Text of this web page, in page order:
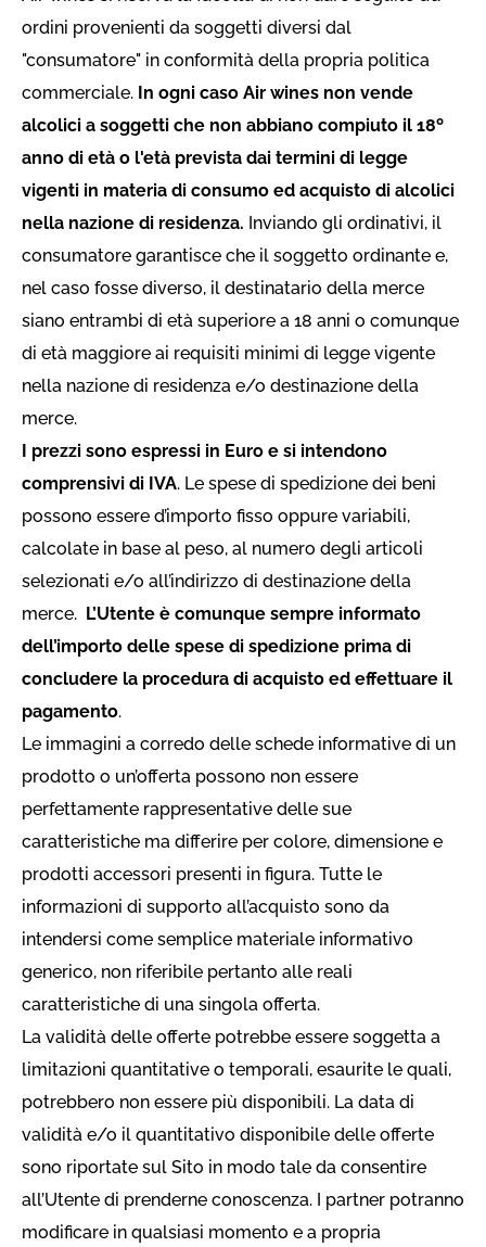
ordini provenienti da soggetti diversi dal
"consumatore" in conformità della propria politica
commerciale. In ogni caso Air wines non vende
alcolici a soggetti che non abbiano compiuto il 18º
anno di età o l'età prevista dai termini di legge
vigenti in materia di consumo ed acquisto di alcolici
nella nazione di residenza. Inviando gli ordinativi, il
consumatore garantisce che il soggetto ordinante e,
nel caso fosse diverso, il destinatario della merce
siano entrambi di età superiore a 18 anni o comunque
di età maggiore ai requisiti minimi di legge vigente
nella nazione di residenza e/o destinazione della
merce.
I prezzi sono espressi in Euro e si intendono
comprensivi di IVA. Le spese di spedizione dei beni
possono essere d’importo fisso oppure variabili,
calcolate in base al peso, al numero degli articoli
selezionati e/o all’indirizzo di destinazione della
merce. L’Utente è comunque sempre informato
dell’importo delle spese di spedizione prima di
concludere la procedura di acquisto ed effettuare il
pagamento.
Le immagini a corredo delle schede informative di un
prodotto o un’offerta possono non essere
perfettamente rappresentative delle sue
caratteristiche ma differire per colore, dimensione e
prodotti accessori presenti in figura. Tutte le
informazioni di supporto all’acquisto sono da
intendersi come semplice materiale informativo
generico, non riferibile pertanto alle reali
caratteristiche di una singola offerta.
La validità delle offerte potrebbe essere soggetta a
limitazioni quantitative o temporali, esaurite le quali,
potrebbero non essere più disponibili. La data di
validità e/o il quantitativo disponibile delle offerte
sono riportate sul Sito in modo tale da consentire
all’Utente di prenderne conoscenza. I partner potranno
modificare in qualsiasi momento e a propria